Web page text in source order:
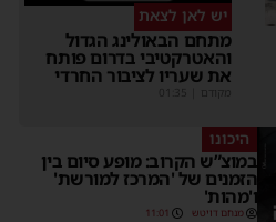
יש לאן לצאת
מתחם הבאולינג הגדול
והאטרקטיבי בדרום פותח
את שעריו לציבור החרדי
מקודם
היכונו
במוצ”ש הקרוב: מופע סיום בין
הזמנים של 'המרכז למורשת'
ו'מהות'
מנחם דויטש 11:01